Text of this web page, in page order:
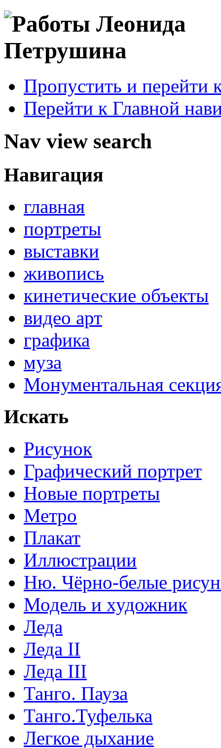
Пропустить и перейти
Перейти к Главной
Nav view search
Навигация
главная
портреты
выставки
живопись
кинетические объекты
видео арт
графика
муза
Монументальная
Искать
Рисунок
Графический портрет
Новые портреты
Метро
Плакат
Иллюстрации
Ню. Чёрно-белые
Модель и художник
Леда
Леда II
Леда III
Танго. Пауза
Танго.Туфелька
Легкое дыхание